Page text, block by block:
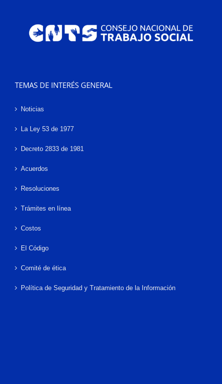
TEMAS DE INTERÉS GENERAL
Noticias
La Ley 53 de 1977
Decreto 2833 de 1981
Acuerdos
Resoluciones
Trámites en línea
Costos
El Código
Comité de ética
Política de Seguridad y Tratamiento de la Información